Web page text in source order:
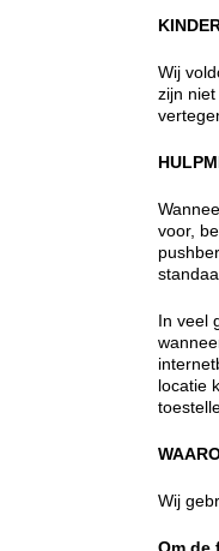
Wij
zijn
voor,
In veel
locatie
Wij